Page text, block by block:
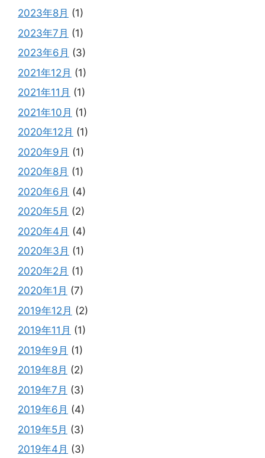
2023年8月 (1)
2023年7月 (1)
2023年6月 (3)
2021年12月 (1)
2021年11月 (1)
2021年10月 (1)
2020年12月 (1)
2020年9月 (1)
2020年8月 (1)
2020年6月 (4)
2020年5月 (2)
2020年4月 (4)
2020年3月 (1)
2020年2月 (1)
2020年1月 (7)
2019年12月 (2)
2019年11月 (1)
2019年9月 (1)
2019年8月 (2)
2019年7月 (3)
2019年6月 (4)
2019年5月 (3)
2019年4月 (3)